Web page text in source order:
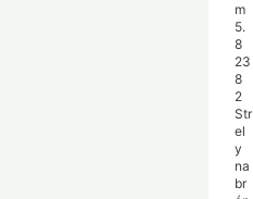
m
5.
8
23
8
2
Str
el
y
na
br